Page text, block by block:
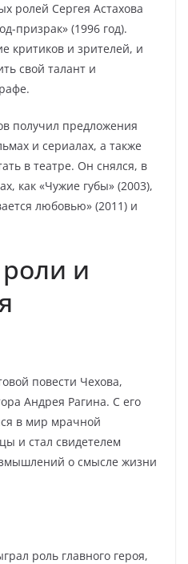
ролей Сергея Астахова
призрак» (1996 год).
критиков и зрителей, и
свой талант и
получил предложения
и сериалах, а также
в театре. Он снялся, в
как «Чужие губы» (2003),
любовью» (2011) и
и
повести Чехова,
Андрея Рагина. С его
в мир мрачной
и стал свидетелем
о смысле жизни
роль главного героя,